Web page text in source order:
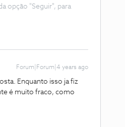
opção "Seguir", para
Forum|Forum|4 years ago
Enquanto isso ja fiz
é muito fraco, como